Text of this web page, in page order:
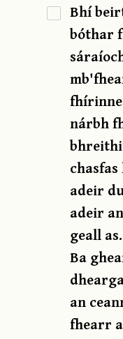
Bhí
bóthar
nárbh
adeir
adeir
geall
Ba
an
fhearr